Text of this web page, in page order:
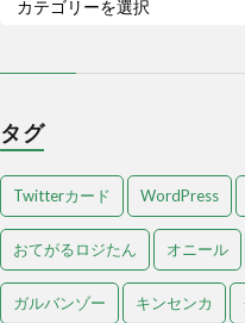
タグ
Twitterカード WordPress
おてがるロジたん オニール
ガルバンゾー キンセンカ